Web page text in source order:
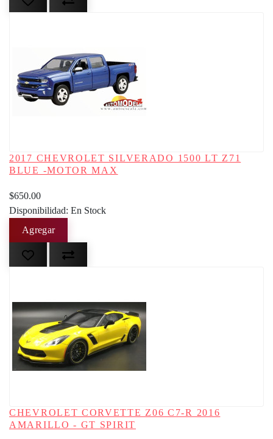
2017 CHEVROLET SILVERADO 1500 LT Z71
BLUE -MOTOR MAX
$650.00
Disponibilidad: En Stock
CHEVROLET CORVETTE Z06 C7-R 2016
AMARILLO - GT SPIRIT